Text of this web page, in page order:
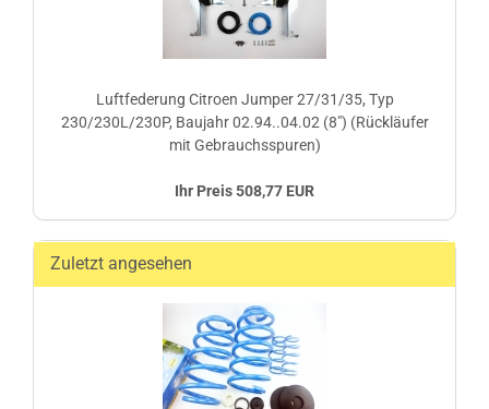
Luftfederung Citroen Jumper 27/31/35, Typ
230/230L/230P, Baujahr 02.94..04.02 (8") (Rückläufer
mit Gebrauchsspuren)
Ihr Preis 508,77 EUR
Zuletzt angesehen